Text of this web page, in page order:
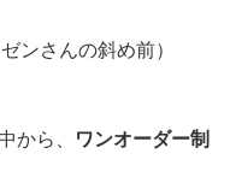
ンさんの斜め前）
から、 ワンオーダー制